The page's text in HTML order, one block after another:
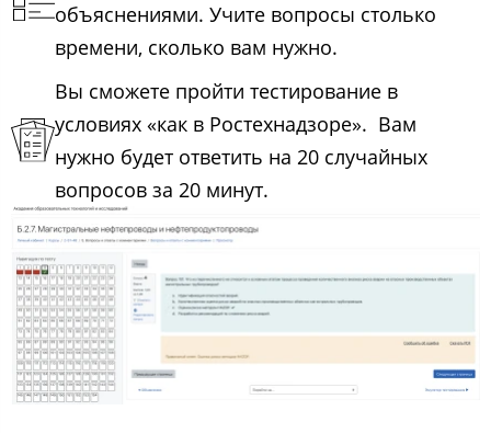
объяснениями. Учите вопросы столько
времени, сколько вам нужно.
Вы сможете пройти тестирование в
условиях «как в Ростехнадзоре». Вам
нужно будет ответить на 20 случайных
вопросов за 20 минут.